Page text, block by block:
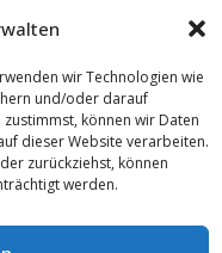
wir Technologien wie
und/oder darauf
können wir Daten
dieser Website verarbeiten.
zurückziehst, können
werden.